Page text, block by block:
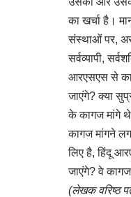
का खर्चा है।
संस्थाओं पर,
सर्वव्यापी,
आरएसएस से
जाएंगे? क्या
के कागज मांगे
कागज मांगने
लिए है, हिंदू
जाएंगे? वे कागज
(लेखक वरिष्ठ